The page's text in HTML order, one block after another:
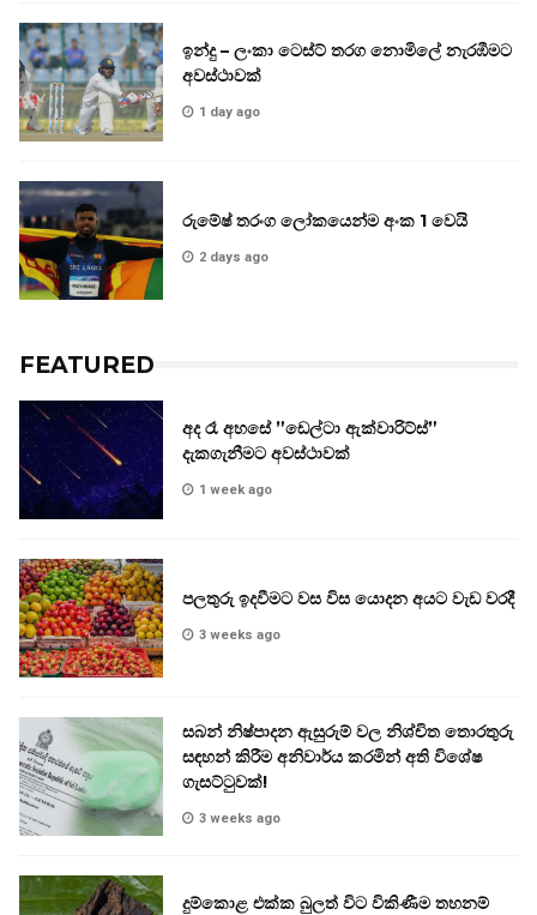
ඉන්දු – ලංකා ටෙස්ට් තරග නොමිලේ නැරඹීමට
අවස්ථාවක්
1 day ago
රුමේෂ් තරංග ලෝකයෙන්ම අංක 1 වෙයි
2 days ago
FEATURED
අද රෑ අහසේ ”ඩෙල්ටා ඇක්වාරිට්ස්”
දැකගැනීමට අවස්ථාවක්
1 week ago
පලතුරු ඉදවීමට වස විස යොදන අයට වැඩ වරදී
3 weeks ago
සබන් නිෂ්පාදන ඇසුරුම් වල නිශ්චිත තොරතුරු
සඳහන් කිරීම අනිවාර්ය කරමින් අති විශේෂ
ගැසට්ටුවක්!
3 weeks ago
දුම්කොළ එක්ක බුලත් විට විකිණීම තහනම්